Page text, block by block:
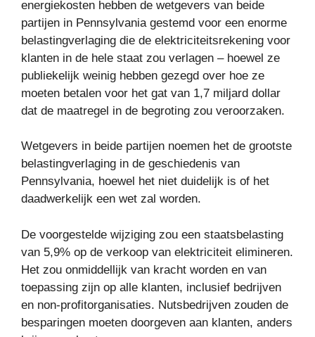
energiekosten hebben de wetgevers van beide
partijen in Pennsylvania gestemd voor een enorme
belastingverlaging die de elektriciteitsrekening voor
klanten in de hele staat zou verlagen – hoewel ze
publiekelijk weinig hebben gezegd over hoe ze
moeten betalen voor het gat van 1,7 miljard dollar
dat de maatregel in de begroting zou veroorzaken.
Wetgevers in beide partijen noemen het de grootste
belastingverlaging in de geschiedenis van
Pennsylvania, hoewel het niet duidelijk is of het
daadwerkelijk een wet zal worden.
De voorgestelde wijziging zou een staatsbelasting
van 5,9% op de verkoop van elektriciteit elimineren.
Het zou onmiddellijk van kracht worden en van
toepassing zijn op alle klanten, inclusief bedrijven
en non-profitorganisaties. Nutsbedrijven zouden de
besparingen moeten doorgeven aan klanten, anders